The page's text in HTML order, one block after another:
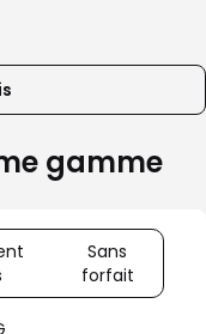
gamme
Offre
spéciale
Sans
forfait
Sans